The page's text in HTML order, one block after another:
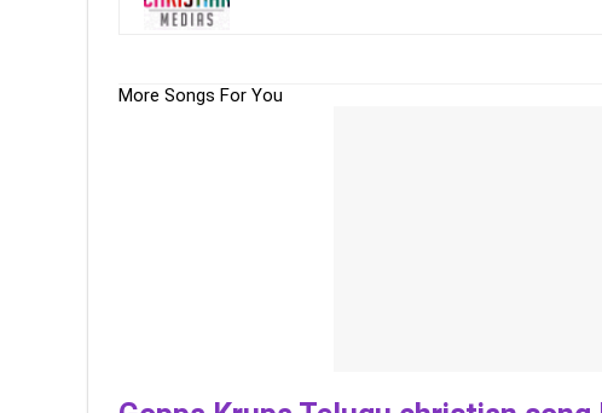
More Songs For You